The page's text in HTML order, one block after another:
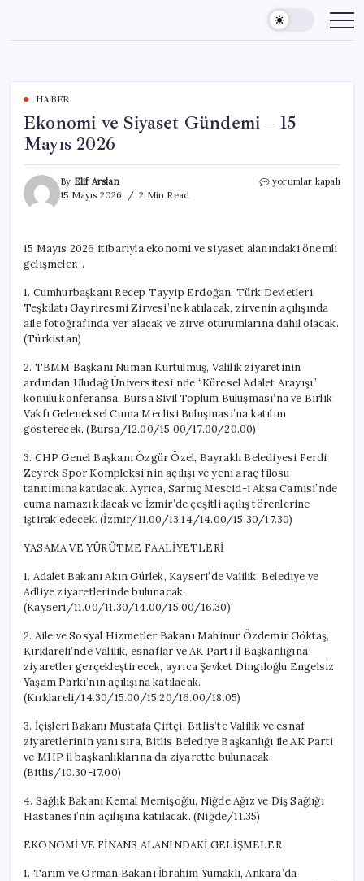
content
HABER
Ekonomi ve Siyaset Gündemi – 15
Mayıs 2026
By Elif Arslan
15 Mayıs 2026
2 Min Read
Ekonomi
15
için
yorumlar kapalı
15 Mayıs 2026 itibarıyla ekonomi ve siyaset alanındaki önemli
gelişmeler…
1. Cumhurbaşkanı Recep Tayyip Erdoğan, Türk Devletleri
Teşkilatı Gayriresmi Zirvesi’ne katılacak, zirvenin açılışında
aile fotoğrafında yer alacak ve zirve oturumlarına dahil olacak.
(Türkistan)
2. TBMM Başkanı Numan Kurtulmuş, Valilik ziyaretinin
ardından Uludağ Üniversitesi’nde “Küresel Adalet Arayışı”
konulu konferansa, Bursa Sivil Toplum Buluşması’na ve Birlik
Vakfı Geleneksel Cuma Meclisi Buluşması’na katılım
gösterecek. (Bursa/12.00/15.00/17.00/20.00)
3. CHP Genel Başkanı Özgür Özel, Bayraklı Belediyesi Ferdi
Zeyrek Spor Kompleksi’nin açılışı ve yeni araç filosu
tanıtımına katılacak. Ayrıca, Sarnıç Mescid-i Aksa Camisi’nde
cuma namazı kılacak ve İzmir’de çeşitli açılış törenlerine
iştirak edecek. (İzmir/11.00/13.14/14.00/15.30/17.30)
YASAMA VE YÜRÜTME FAALİYETLERİ
1. Adalet Bakanı Akın Gürlek, Kayseri’de Valilik, Belediye ve
Adliye ziyaretlerinde bulunacak.
(Kayseri/11.00/11.30/14.00/15.00/16.30)
2. Aile ve Sosyal Hizmetler Bakanı Mahinur Özdemir Göktaş,
Kırklareli’nde Valilik, esnaflar ve AK Parti İl Başkanlığına
ziyaretler gerçekleştirecek, ayrıca Şevket Dingiloğlu Engelsiz
Yaşam Parkı’nın açılışına katılacak.
(Kırklareli/14.30/15.00/15.20/16.00/18.05)
3. İçişleri Bakanı Mustafa Çiftçi, Bitlis’te Valilik ve esnaf
ziyaretlerinin yanı sıra, Bitlis Belediye Başkanlığı ile AK Parti
ve MHP il başkanlıklarına da ziyarette bulunacak.
(Bitlis/10.30-17.00)
4. Sağlık Bakanı Kemal Memişoğlu, Niğde Ağız ve Diş Sağlığı
Hastanesi’nin açılışına katılacak. (Niğde/11.35)
EKONOMİ VE FİNANS ALANINDAKİ GELİŞMELER
1. Tarım ve Orman Bakanı İbrahim Yumaklı, Ankara’da